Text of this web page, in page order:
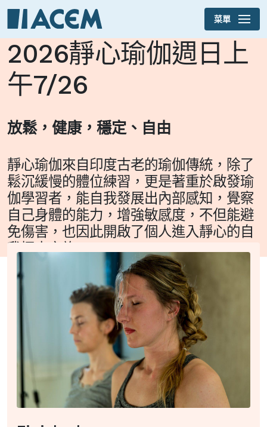
Skip to main content
菜單
2026靜心瑜伽週日上
午7/26
放鬆，健康，穩定、自由
靜心瑜伽來自印度古老的瑜伽傳統，除了
鬆沉緩慢的體位練習，更是著重於啟發瑜
伽學習者，能自我發展出內部感知，覺察
自己身體的能力，增強敏感度，不但能避
免傷害，也因此開啟了個人進入靜心的自
我探索之旅。